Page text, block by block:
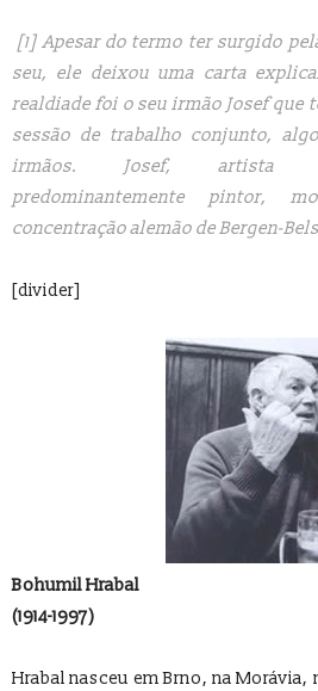
[1]Apesar do termo ter surgido
seu, ele deixou uma carta
realdiade foi o seu irmão Josef que
sessão de trabalho conjunto,
irmãos. Josef, artista
predominantemente pintor,
concentração alemão de Bergen-
[divider]
Bohumil Hrabal
(1914-1997)
Hrabal nasceu em Brno, na